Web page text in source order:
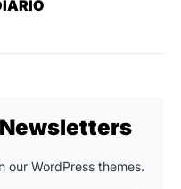
our WordPress themes.